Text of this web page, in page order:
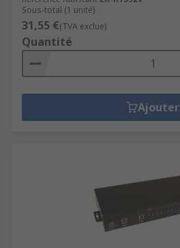
Sous-total (1 unité)
31,55 €(TVA exclue)
Quantité
Ajouter